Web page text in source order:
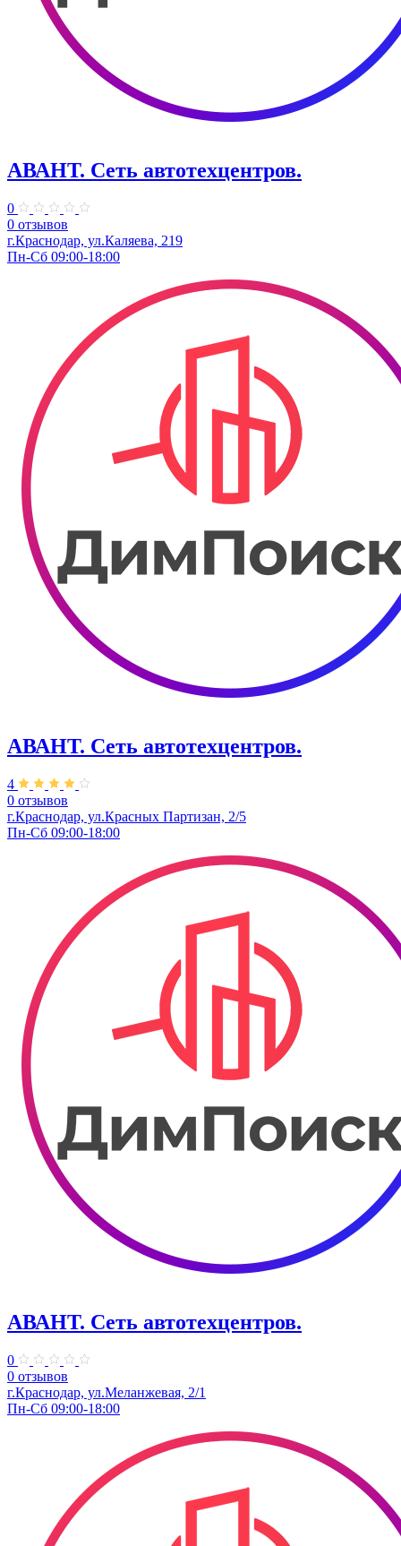
АВАНТ. ​Сеть автотехцентров.
0
0 отзывов
г.Краснодар, ул.Каляева, 219
Пн-Сб 09:00-18:00
АВАНТ. ​Сеть автотехцентров.
4
0 отзывов
г.Краснодар, ул.Красных Партизан, 2/5
Пн-Сб 09:00-18:00
АВАНТ. ​Сеть автотехцентров.
0
0 отзывов
​г.Краснодар, ул.Меланжевая, 2/1
Пн-Сб 09:00-18:00